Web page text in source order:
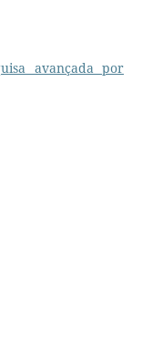
avançada por